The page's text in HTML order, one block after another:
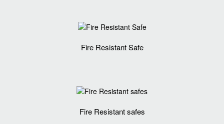
Fire Resistant Safe
Fire Resistant safes